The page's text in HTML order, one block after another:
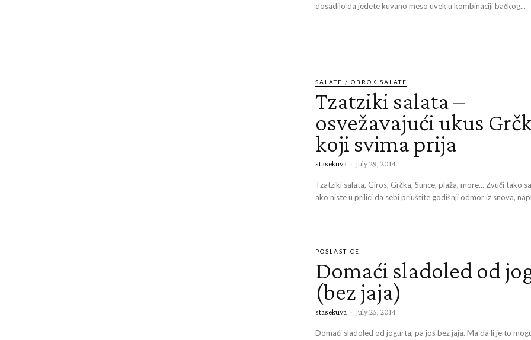
dosadilo da jedete kuvano meso uvek u kombinaciji bačkog...
SALATE / OBROK SALATE
Tzatziki salata –
osvežavajući ukus
koji svima prija
stasekuva - July 29, 2014
Tzatziki salata, Giros, Grčka, Sunce, plaža, more... Zvuči tako
ako niste u prilici da sebi priuštite godišnji odmor iz snova,
POSLASTICE
Domaći sladoled od
(bez jaja)
stasekuva - July 25, 2014
Domaći sladoled od jogurta, pa još bez jaja. Ma da li je to